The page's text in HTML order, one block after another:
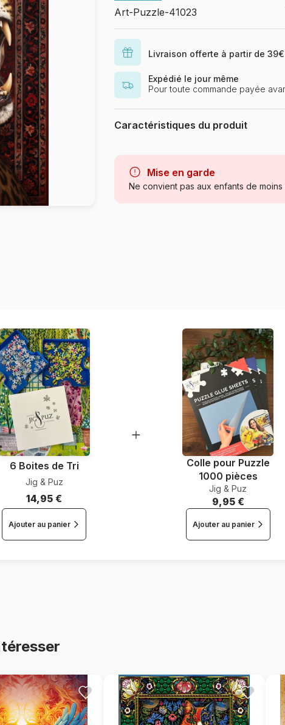
Art-Puzzle-41023
Livraison offerte à partir de
Expédié le jour même
Pour toute commande payée
Caractéristiques du produit
Catégorie
Age
Mise en garde
Ne convient pas aux enfants de
6 Boites de Tri
Jig & Puz
14,95 €
Ajouter au panier
Colle pour Puzzle
1000 pièces
Jig & Puz
9,95 €
Ajouter au panier